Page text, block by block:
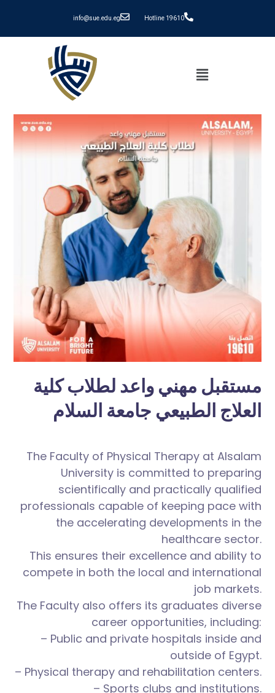
info@sue.edu.eg Hotline 19610
مستقبل مهني واعد لطلاب كلية
العلاج الطبيعي جامعة السلام
The Faculty of Physical Therapy at Alsalam
University is committed to preparing
scientifically and practically qualified
professionals capable of keeping pace with
the accelerating developments in the
healthcare sector.
This ensures their excellence and ability to
compete in both the local and international
job markets.
The Faculty also offers its graduates diverse
career opportunities, including:
– Public and private hospitals inside and
outside of Egypt.
– Physical therapy and rehabilitation centers.
– Sports clubs and institutions.